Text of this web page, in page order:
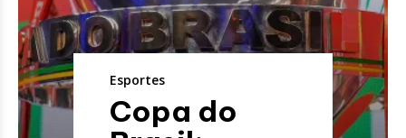
Esportes
Copa do